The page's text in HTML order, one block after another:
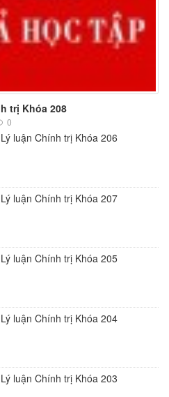
trị Khóa 208
0
luận Chính trị Khóa 206
luận Chính trị Khóa 207
luận Chính trị Khóa 205
luận Chính trị Khóa 204
luận Chính trị Khóa 203